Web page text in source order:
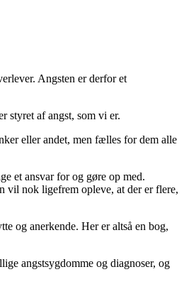
Angsten er derfor et
styret af angst, som vi er.
eller andet, men fælles for dem alle
et ansvar for og gøre op med.
vil nok ligefrem opleve, at der er flere,
og anerkende. Her er altså en bog,
angstsygdomme og diagnoser, og